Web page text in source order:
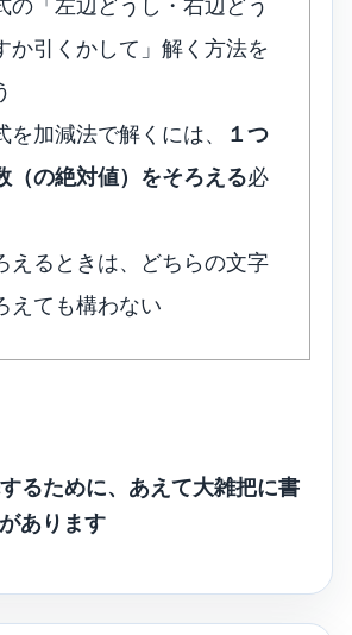
の「左辺どうし・右辺どう
か引くかして」解く方法を
を加減法で解くには、
１つ
（の絶対値）をそろえる必
えるときは、どちらの文字
えても構わない
るために、あえて大雑把に書
あります